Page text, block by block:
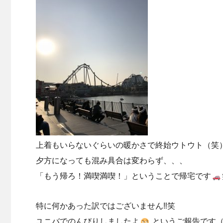
上着もいらないぐらいの暖かさで終始ウトウト（笑）
夕方になっても混み具合は変わらず、、、
「もう帰ろ！満喫満喫！」ということで帰宅です
特に何かあった訳ではございません‼︎笑